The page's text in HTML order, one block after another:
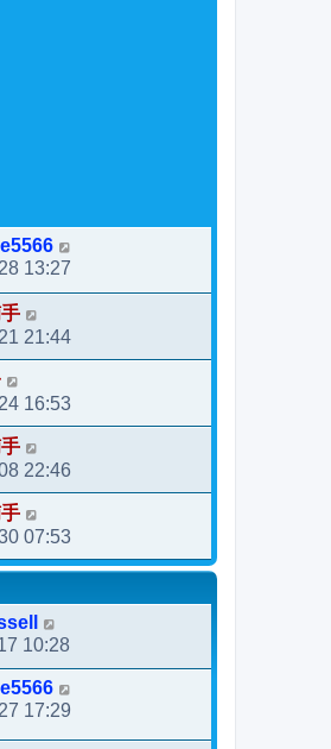
13:27
21:44
16:53
22:46
07:53
10:28
17:29